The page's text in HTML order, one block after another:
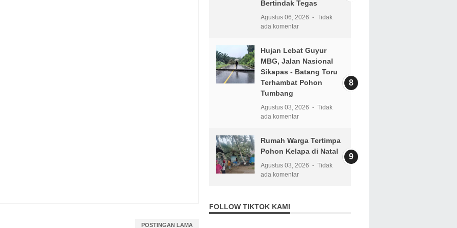
POSTINGAN LAMA
Bertindak Tegas
Agustus 06, 2026
Tidak
ada komentar
Hujan Lebat Guyur
MBG, Jalan Nasional
Sikapas - Batang Toru
Terhambat Pohon
Tumbang
Agustus 03, 2026
Tidak
ada komentar
Rumah Warga Tertimpa
Pohon Kelapa di Natal
Agustus 03, 2026
Tidak
ada komentar
FOLLOW TIKTOK KAMI